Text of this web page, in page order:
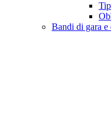
Bandi di gara e